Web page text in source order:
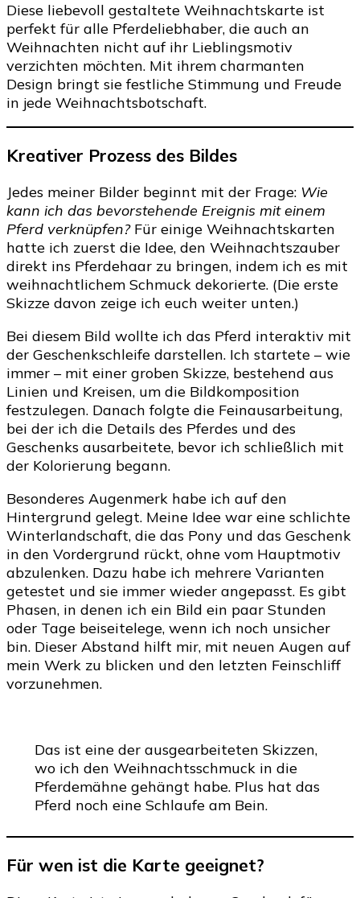
und
Pferdemädchen.
Süsses
Pferd
mit
Diese liebevoll gestaltete Weihnachtskarte ist
perfekt für alle Pferdeliebhaber, die auch an
Weihnachten nicht auf ihr Lieblingsmotiv
verzichten möchten. Mit ihrem charmanten
Design bringt sie festliche Stimmung und Freude
in jede Weihnachtsbotschaft.
Kreativer Prozess des Bildes
Jedes meiner Bilder beginnt mit der Frage: Wie
kann ich das bevorstehende Ereignis mit einem
Pferd verknüpfen?Für einige Weihnachtskarten
hatte ich zuerst die Idee, den Weihnachtszauber
direkt ins Pferdehaar zu bringen, indem ich es mit
weihnachtlichem Schmuck dekorierte. (Die erste
Skizze davon zeige ich euch weiter unten.)
Bei diesem Bild wollte ich das Pferd interaktiv mit
der Geschenkschleife darstellen. Ich startete – wie
immer – mit einer groben Skizze, bestehend aus
Linien und Kreisen, um die Bildkomposition
festzulegen. Danach folgte die Feinausarbeitung,
bei der ich die Details des Pferdes und des
Geschenks ausarbeitete, bevor ich schließlich mit
der Kolorierung begann.
Besonderes Augenmerk habe ich auf den
Hintergrund gelegt. Meine Idee war eine schlichte
Winterlandschaft, die das Pony und das Geschenk
in den Vordergrund rückt, ohne vom Hauptmotiv
abzulenken. Dazu habe ich mehrere Varianten
getestet und sie immer wieder angepasst. Es gibt
Phasen, in denen ich ein Bild ein paar Stunden
oder Tage beiseitelege, wenn ich noch unsicher
bin. Dieser Abstand hilft mir, mit neuen Augen auf
mein Werk zu blicken und den letzten Feinschliff
vorzunehmen.
Das ist eine der ausgearbeiteten Skizzen,
wo ich den Weihnachtsschmuck in die
Pferdemähne gehängt habe. Plus hat das
Pferd noch eine Schlaufe am Bein.
Für wen ist die Karte geeignet?